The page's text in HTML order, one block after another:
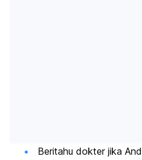
Beritahu dokter jika